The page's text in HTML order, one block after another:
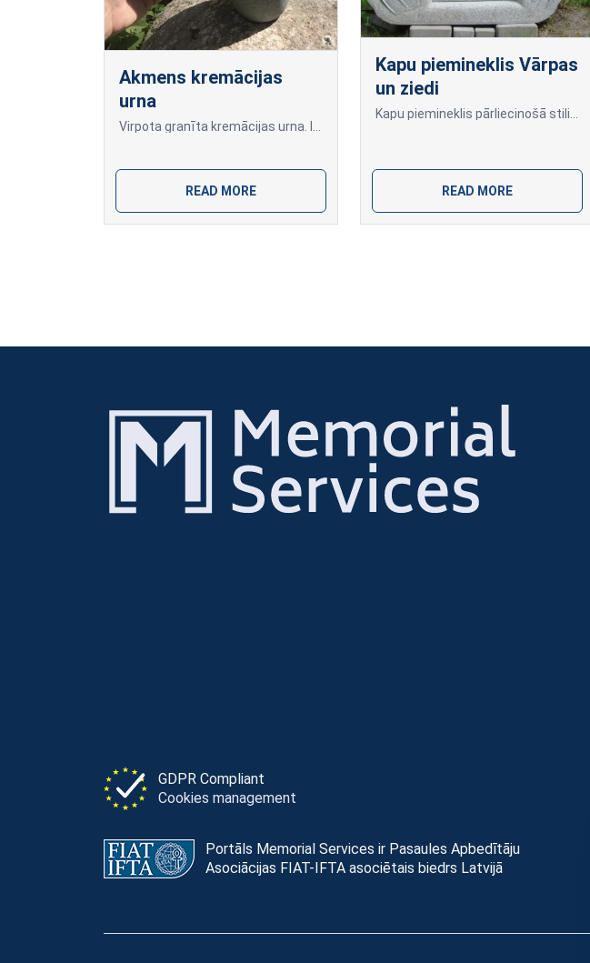
Akmens kremācijas
urna
Virpota granīta kremācijas urna. Izgatavota no cieta un mūžīga materiāla - granīta
READ MORE
Kapu piemineklis Vārpas
un ziedi
READ MORE
GDPR Compliant
Cookies management
Portāls Memorial Services ir Pasaules Apbedītāju
Asociācijas FIAT-IFTA asociētais biedrs Latvijā